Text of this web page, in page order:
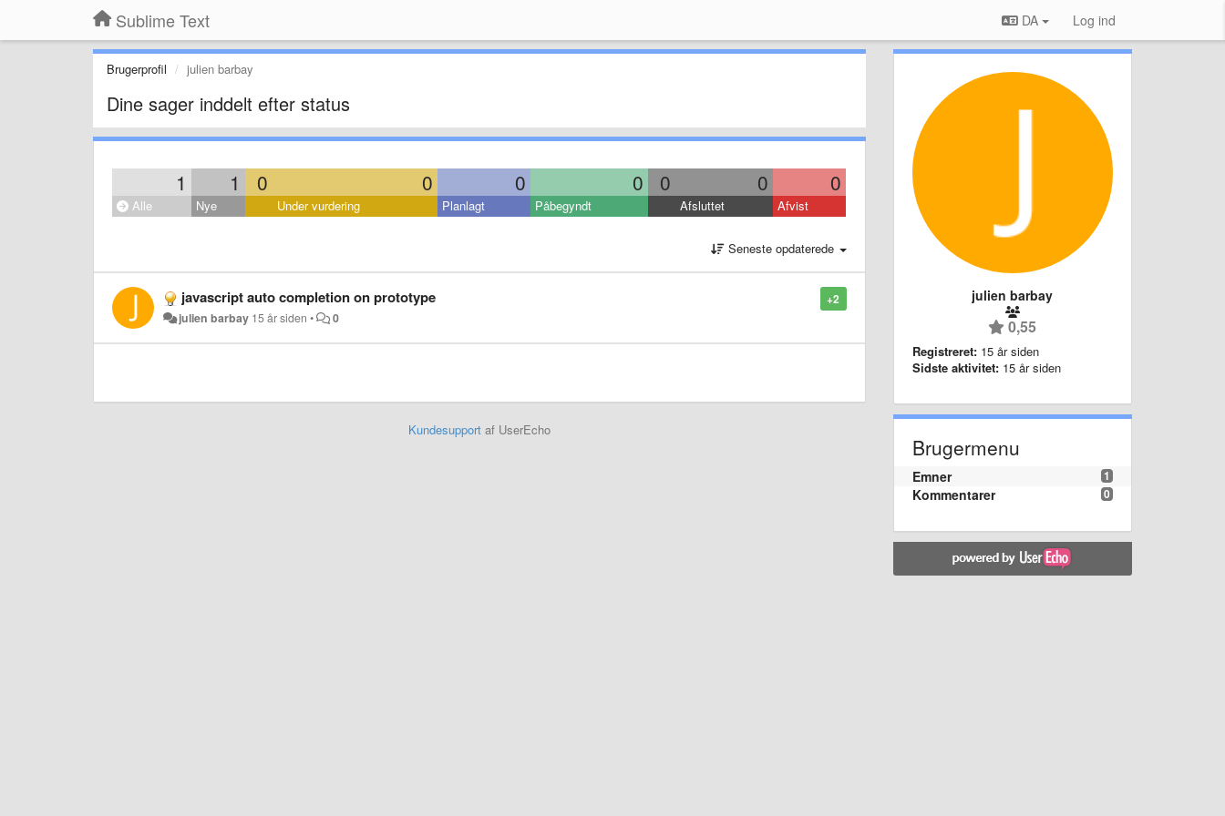
Sublime Text DA Log ind
Brugerprofil julien barbay
Dine sager inddelt efter status
1 1 0 0 0 0 0 0 0
Alle Nye Under vurdering Planlagt Påbegyndt Afsluttet Afvist
Seneste opdaterede
+2
javascript auto completion on prototype
julien barbay 15 år siden • 0
Kundesupportaf UserEcho
julien barbay
0,55
Registreret: 15 år siden
Sidste aktivitet: 15 år siden
Brugermenu
1
Emner
0
Kommentarer